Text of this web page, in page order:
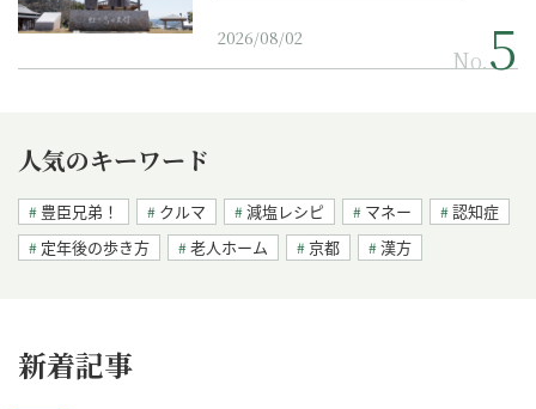
2026/08/02
No.
人気のキーワード
豊臣兄弟！ クルマ 減塩レシピ マネー
認知症
定年後の歩き方
老人ホーム 京都 漢方
新着記事